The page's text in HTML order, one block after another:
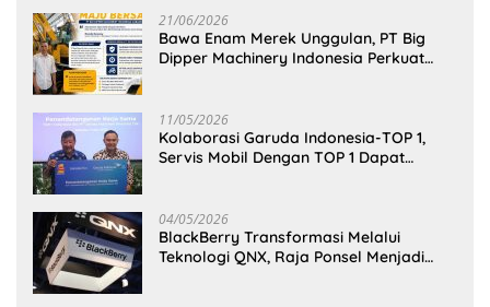
21/06/2026
Bawa Enam Merek Unggulan, PT Big
Dipper Machinery Indonesia Perkuat
11/05/2026
Kolaborasi Garuda Indonesia-TOP 1,
Servis Mobil Dengan TOP 1 Dapat
04/05/2026
BlackBerry Transformasi Melalui
Teknologi QNX, Raja Ponsel Menjadi